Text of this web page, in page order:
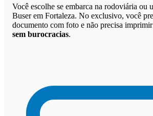
Você escolhe se embarca na rodoviária ou
Buser em Fortaleza. No exclusivo, você
documento com foto e não precisa
sem burocracias.